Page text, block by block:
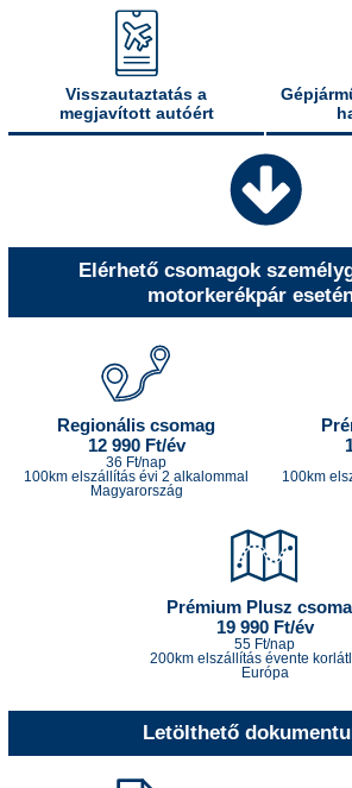
Visszautaztatás a
megjavított autóért
Elérhető csomagok
motorkerékpár
Regionális csomag
12 990 Ft/év
36 Ft/nap
100km elszállítás évi 2 alkalommal
Magyarország
100km
Prémium Plusz
19 990 Ft/év
55 Ft/nap
200km elszállítás évente
Európa
Letölthető